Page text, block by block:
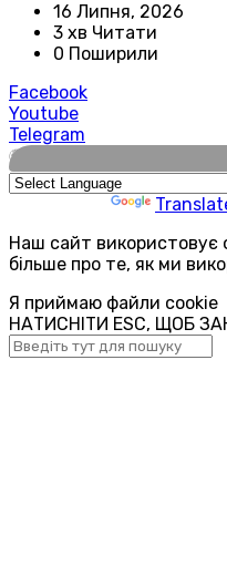
16 Липня, 2026
3 хв Читати
0 Поширили
Facebook
Youtube
Telegram
🌍
Наш сайт використовує
більше про те, як ми
Я приймаю файли cookie
НАТИСНІТИ ESC, ЩОБ